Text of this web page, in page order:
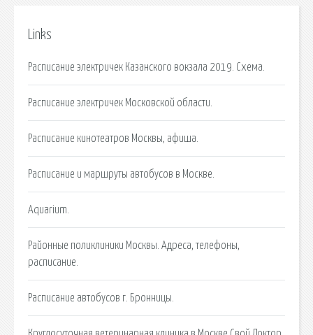
Links
Расписание электричек Казанского вокзала 2019. Схема.
Расписание электричек Московской области.
Расписание кинотеатров Москвы, афиша.
Расписание и маршруты автобусов в Москве.
Aquarium.
Районные поликлиники Москвы. Адреса, телефоны,
расписание.
Расписание автобусов г. Бронницы.